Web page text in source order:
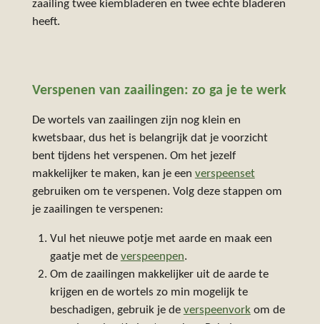
zaailing twee kiembladeren en twee echte bladeren
heeft.
Verspenen van zaailingen: zo ga je te werk
De wortels van zaailingen zijn nog klein en
kwetsbaar, dus het is belangrijk dat je voorzicht
bent tijdens het verspenen. Om het jezelf
makkelijker te maken, kan je een verspeenset
gebruiken om te verspenen. Volg deze stappen om
je zaailingen te verspenen:
Vul het nieuwe potje met aarde en maak een
gaatje met de verspeenpen.
Om de zaailingen makkelijker uit de aarde te
krijgen en de wortels zo min mogelijk te
beschadigen, gebruik je de verspeenvorkom de